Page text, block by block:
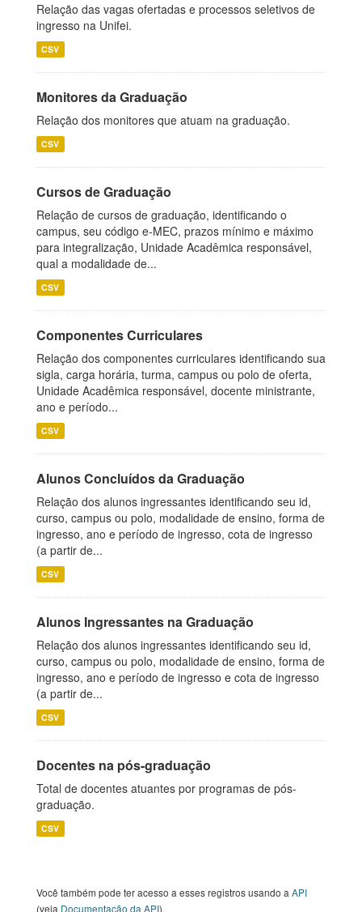
Relação das vagas ofertadas e processos seletivos de
ingresso na Unifei.
CSV
Monitores da Graduação
Relação dos monitores que atuam na graduação.
CSV
Cursos de Graduação
Relação de cursos de graduação, identificando o
campus, seu código e-MEC, prazos mínimo e máximo
para integralização, Unidade Acadêmica responsável,
qual a modalidade de...
CSV
Componentes Curriculares
Relação dos componentes curriculares identificando sua
sigla, carga horária, turma, campus ou polo de oferta,
Unidade Acadêmica responsável, docente ministrante,
ano e período...
CSV
Alunos Concluídos da Graduação
Relação dos alunos ingressantes identificando seu id,
curso, campus ou polo, modalidade de ensino, forma de
ingresso, ano e período de ingresso, cota de ingresso
(a partir de...
CSV
Alunos Ingressantes na Graduação
Relação dos alunos ingressantes identificando seu id,
curso, campus ou polo, modalidade de ensino, forma de
ingresso, ano e período de ingresso e cota de ingresso
(a partir de...
CSV
Docentes na pós-graduação
Total de docentes atuantes por programas de pós-
graduação.
CSV
Você também pode ter acesso a esses registros usando a API
(veja Documentação da API).